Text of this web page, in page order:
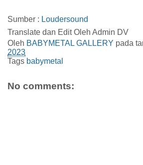
Sumber : Loudersound
Translate dan Edit Oleh Admin DV
Oleh BABYMETAL GALLERY pada
2023
Tags babymetal
No comments: